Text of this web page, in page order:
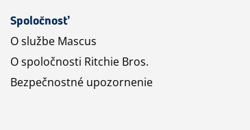
Spoločnosť
O službe Mascus
O spoločnosti Ritchie Bros.
Bezpečnostné upozornenie